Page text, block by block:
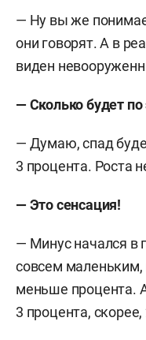
— Ну вы же
они говорят. А в
виден
— Сколько будет
— Думаю, спад
3 процента. Роста
— Это сенсация!
— Минус начался в
совсем маленьким,
меньше процента. А
3 процента, скорее,